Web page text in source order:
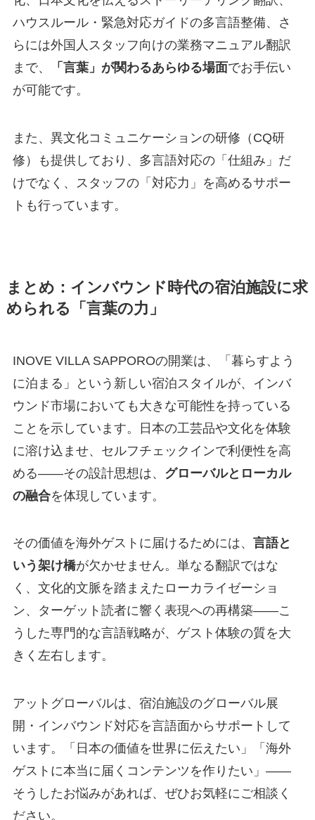
ハウスルール・緊急対応ガイドの多言語整備、さ
らには外国人スタッフ向けの業務マニュアル翻訳
まで、
「言葉」が関わるあらゆる場面でお手伝い
が可能です。
また、異文化コミュニケーションの研修（CQ研
修）も提供しており、多言語対応の「仕組み」だ
けでなく、スタッフの「対応力」を高めるサポー
トも行っています。
まとめ：インバウンド時代の宿泊施設に求
められる「言葉の力」
INOVE VILLA SAPPOROの開業は、「暮らすよう
に泊まる」という新しい宿泊スタイルが、インバ
ウンド市場においても大きな可能性を持っている
ことを示しています。日本の工芸品や文化を体験
に溶け込ませ、セルフチェックインで利便性を高
める——その設計思想は、 グローバルとローカル
の融合を体現しています。
その価値を海外ゲストに届けるためには、 言語と
いう架け橋が欠かせません。単なる翻訳ではな
く、文化的文脈を踏まえたローカライゼーショ
ン、ターゲット読者に響く表現への再構築——こ
うした専門的な言語戦略が、ゲスト体験の質を大
きく左右します。
アットグローバルは、宿泊施設のグローバル展
開・インバウンド対応を言語面からサポートして
います。「日本の価値を世界に伝えたい」「海外
ゲストに本当に届くコンテンツを作りたい」——
そうしたお悩みがあれば、ぜひお気軽にご相談く
ださい。